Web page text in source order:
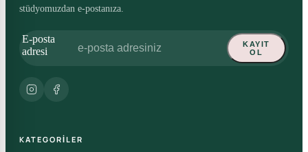
stüdyomuzdan e-postanıza.
E-posta
adresi
KAYIT
OL
KATEGORILER